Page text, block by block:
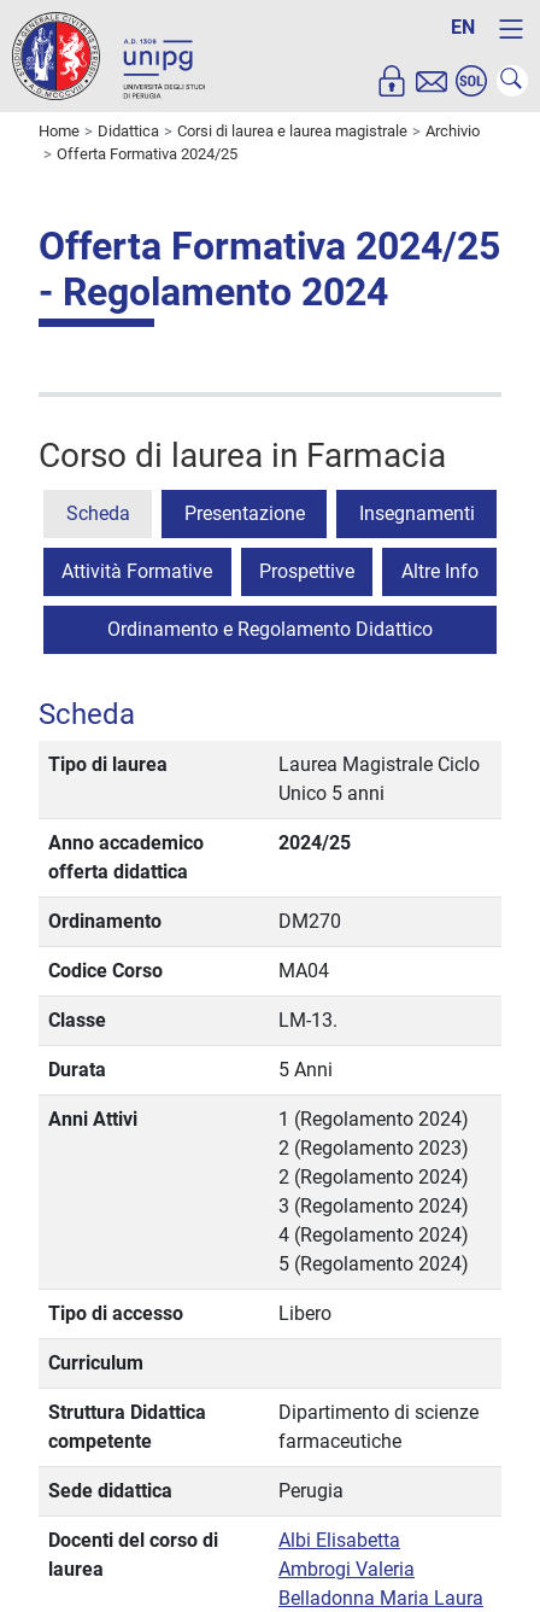
EN
Home Didattica Corsi di laurea e laurea magistrale
Archivio
Offerta Formativa 2024/25
Offerta Formativa 2024/25
- Regolamento 2024
Corso di laurea in Farmacia
Scheda Presentazione Insegnamenti
Attività Formative Prospettive Altre Info
Ordinamento e Regolamento Didattico
Scheda
Tipo di laurea
Laurea Magistrale Ciclo
Unico 5 anni
Anno accademico
offerta didattica
2024/25
Ordinamento DM270
Codice Corso MA04
Classe LM-13.
Durata 5 Anni
Anni Attivi
1 (Regolamento 2024)
2 (Regolamento 2023)
2 (Regolamento 2024)
3 (Regolamento 2024)
4 (Regolamento 2024)
5 (Regolamento 2024)
Tipo di accesso Libero
Curriculum
Struttura Didattica
competente
Dipartimento di scienze
farmaceutiche
Sede didattica Perugia
Docenti del corso di
laurea
Albi Elisabetta
Ambrogi Valeria
Belladonna Maria Laura